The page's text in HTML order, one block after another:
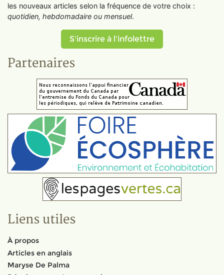
les nouveaux articles selon la fréquence de votre choix :
quotidien, hebdomadaire ou mensuel.
S'inscrire à l'infolettre
Partenaires
Liens utiles
À propos
Articles en anglais
Maryse De Palma